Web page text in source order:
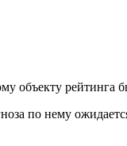
объекту рейтинга
по нему